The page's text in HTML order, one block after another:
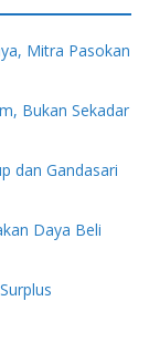
Mitra Pasokan
Bukan Sekadar
dan Gandasari
Daya Beli